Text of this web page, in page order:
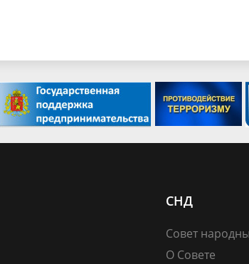
СНД
Совет
О Совете